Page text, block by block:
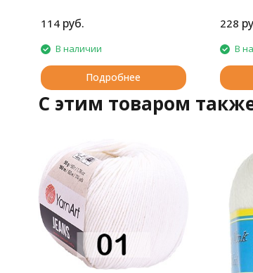
114 руб.
В наличии
Подробнее
228
В
C этим товаром